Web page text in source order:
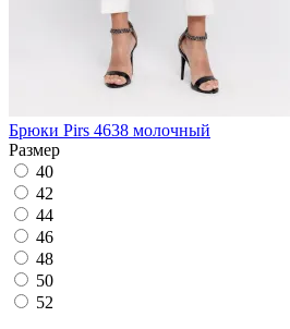
Брюки Pirs 4638 молочный
Размер
40
42
44
46
48
50
52